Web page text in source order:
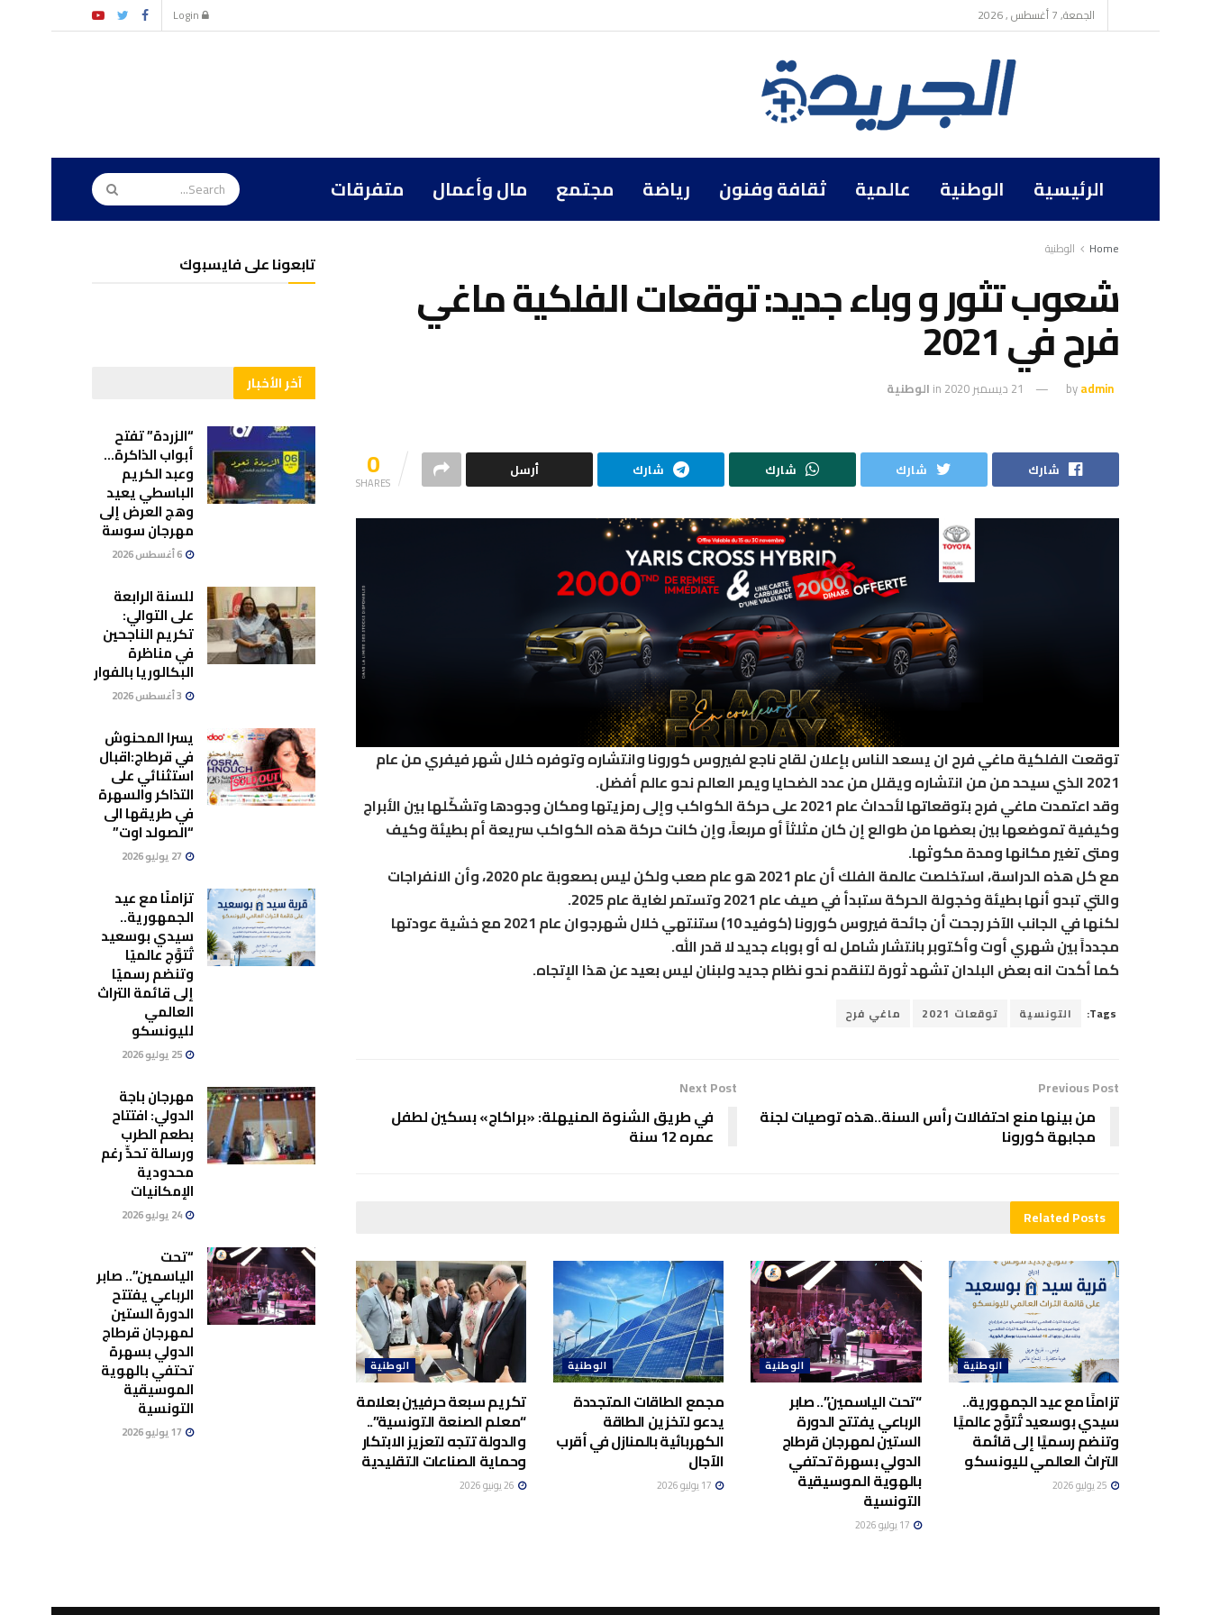
الجمعة, 7 أغسطس , 2026
الرئيسية الوطنية عالمية ثقافة وفنون رياضة مجتمع مال وأعمال متفرقات
Home الوطنية
شعوب تثور و وباء جديد: توقعات الفلكية ماغي
فرح في 2021
byadmin 21 ديسمبر 2020 in الوطنية
0
SHARES
شارك شارك شارك شارك أرسل
توقعت الفلكية ماغي فرح ان يسعد الناس بإعلان لقاح ناجع لفيروس كورونا وانتشاره وتوفره خلال شهر فيفري من عام
2021 الذي سيحد من من انتشاره ويقلل من عدد الضحايا ويمر العالم نحو عالم أفضل.
وقد اعتمدت ماغي فرح بتوقعاتها لأحداث عام 2021 على حركة الكواكب وإلى رمزيتها ومكان وجودها وتشكّلها بين الأبراج
وكيفية تموضعها بين بعضها من طوالع إن كان مثلثاً أو مربعاً، وإن كانت حركة هذه الكواكب سريعة أم بطيئة وكيف
ومتى تغير مكانها ومدة مكوثها.
مع كل هذه الدراسة، استخلصت عالمة الفلك أن عام 2021 هو عام صعب ولكن ليس بصعوبة عام 2020، وأن الانفراجات
والتي تبدو أنها بطيئة وخجولة الحركة ستبدأ في صيف عام 2021 وتستمر لغاية عام 2025.
لكنها في الجانب الآخر رجحت أن جائحة فيروس كورونا (كوفيد 10) ستنتهي خلال شهرجوان عام 2021 مع خشية عودتها
مجدداً بين شهري أوت وأكتوبر بانتشار شامل له أو بوباء جديد لا قدر الله.
كما أكدت انه بعض البلدان تشهد ثورة لتنقدم نحو نظام جديد ولبنان ليس بعيد عن هذا الإتجاه.
Tags: التونسية توقعات 2021 ماغي فرح
Previous Post
من بينها منع احتفالات رأس السنة..هذه توصيات لجنة
مجابهة كورونا
Next Post
في طريق الشنوة المنيهلة: «براكاج» بسكين لطفل
عمره 12 سنة
RelatedPosts
الوطنية
تزامنًا مع عيد الجمهورية..
سيدي بوسعيد تُتوَّج عالميًا
وتنضم رسميًا إلى قائمة
التراث العالمي لليونسكو
الوطنية
“تحت الياسمين”.. صابر
الرباعي يفتتح الدورة
الستين لمهرجان قرطاج
الدولي بسهرة تحتفي
بالهوية الموسيقية
التونسية
الوطنية
مجمع الطاقات المتجددة
يدعو لتخزين الطاقة
الكهربائية بالمنازل في أقرب
الآجال
الوطنية
تكريم سبعة حرفيين بعلامة
“معلم الصنعة التونسية”..
والدولة تتجه لتعزيز الابتكار
وحماية الصناعات التقليدية
تابعونا على فايسبوك
آخر الأخبار
“الزردة” تفتح
أبواب الذاكرة…
وعبد الكريم
الباسطي يعيد
وهج العرض إلى
مهرجان سوسة
6 أغسطس 2026
للسنة الرابعة
على التوالي:
تكريم الناجحين
في مناظرة
البكالوريا بالفوار
يسرا المحنوش
في قرطاج:اقبال
استثنائي على
التذاكر والسهرة
في طريقها الى
“الصولد اوت”
تزامنًا مع عيد
الجمهورية..
سيدي بوسعيد
تُتوَّج عالميًا
وتنضم رسميًا
إلى قائمة التراث
العالمي
لليونسكو
25 يوليو 2026
مهرجان باجة
الدولي: افتتاح
بطعم الطرب
ورسالة تحدٍّ رغم
محدودية
الإمكانيات
24 يوليو 2026
“تحت
الياسمين”.. صابر
الرباعي يفتتح
الدورة الستين
لمهرجان قرطاج
الدولي بسهرة
تحتفي بالهوية
الموسيقية
التونسية